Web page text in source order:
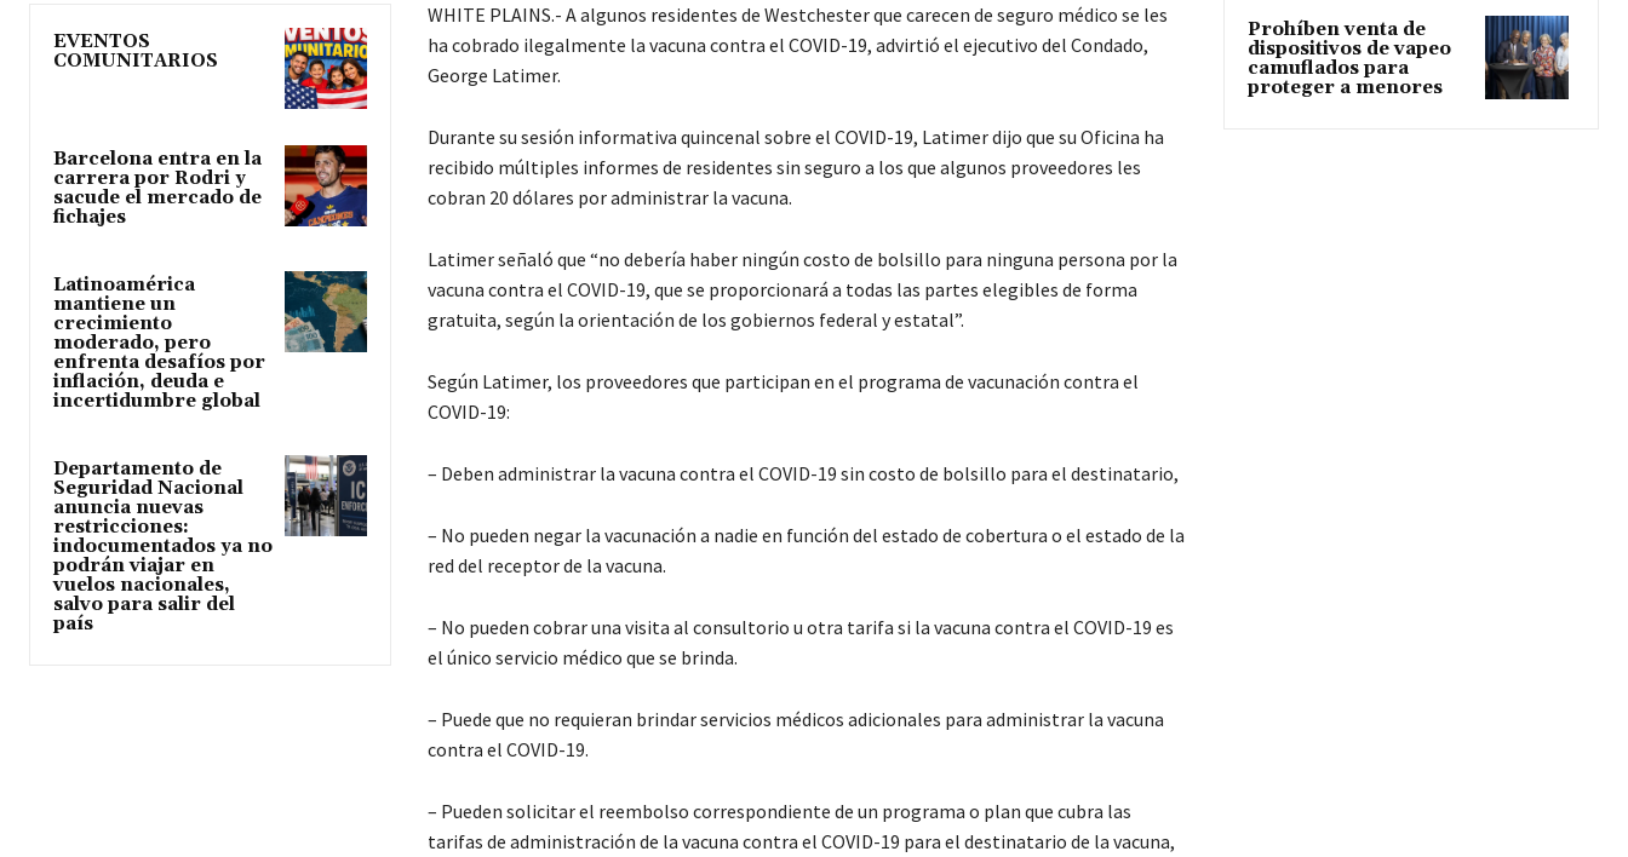
EVENTOS
COMUNITARIOS
Barcelona entra en la
carrera por Rodri y
sacude el mercado de
fichajes
Latinoamérica
mantiene un
crecimiento
moderado, pero
enfrenta desafíos por
inflación, deuda e
incertidumbre global
Departamento de
Seguridad Nacional
anuncia nuevas
restricciones:
indocumentados ya no
podrán viajar en
vuelos nacionales,
salvo para salir del
país
WHITE PLAINS.- A algunos residentes de Westchester que carecen de seguro médico se les
ha cobrado ilegalmente la vacuna contra el COVID-19, advirtió el ejecutivo del Condado,
George Latimer.
Durante su sesión informativa quincenal sobre el COVID-19, Latimer dijo que su Oficina ha
recibido múltiples informes de residentes sin seguro a los que algunos proveedores les
cobran 20 dólares por administrar la vacuna.
Latimer señaló que “no debería haber ningún costo de bolsillo para ninguna persona por la
vacuna contra el COVID-19, que se proporcionará a todas las partes elegibles de forma
gratuita, según la orientación de los gobiernos federal y estatal”.
Según Latimer, los proveedores que participan en el programa de vacunación contra el
COVID-19:
– Deben administrar la vacuna contra el COVID-19 sin costo de bolsillo para el destinatario,
– No pueden negar la vacunación a nadie en función del estado de cobertura o el estado de la
red del receptor de la vacuna.
– No pueden cobrar una visita al consultorio u otra tarifa si la vacuna contra el COVID-19 es
el único servicio médico que se brinda.
– Puede que no requieran brindar servicios médicos adicionales para administrar la vacuna
contra el COVID-19.
– Pueden solicitar el reembolso correspondiente de un programa o plan que cubra las
tarifas de administración de la vacuna contra el COVID-19 para el destinatario de la vacuna,
Prohíben venta de
dispositivos de vapeo
camuflados para
proteger a menores